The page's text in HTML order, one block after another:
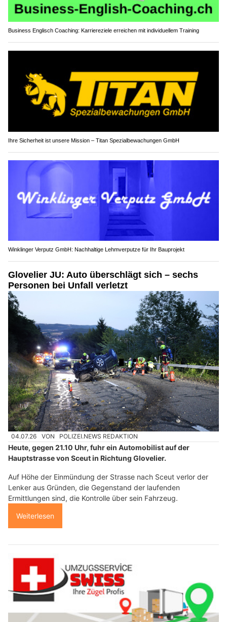
Business Englisch Coaching: Karriereziele erreichen mit individuellem Training
Ihre Sicherheit ist unsere Mission – Titan Spezialbewachungen GmbH
Winklinger Verputz GmbH: Nachhaltige Lehmverputze für Ihr Bauprojekt
Glovelier JU: Auto überschlägt sich – sechs
Personen bei Unfall verletzt
04.07.26 VON POLIZEI.NEWS REDAKTION
Heute, gegen 21.10 Uhr, fuhr ein Automobilist auf der
Hauptstrasse von Sceut in Richtung Glovelier.
Auf Höhe der Einmündung der Strasse nach Sceut verlor der
Lenker aus Gründen, die Gegenstand der laufenden
Ermittlungen sind, die Kontrolle über sein Fahrzeug.
Weiterlesen